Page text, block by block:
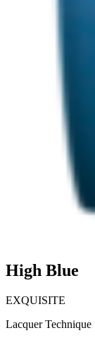
High Blue
EXQUISITE
Lacquer Technique